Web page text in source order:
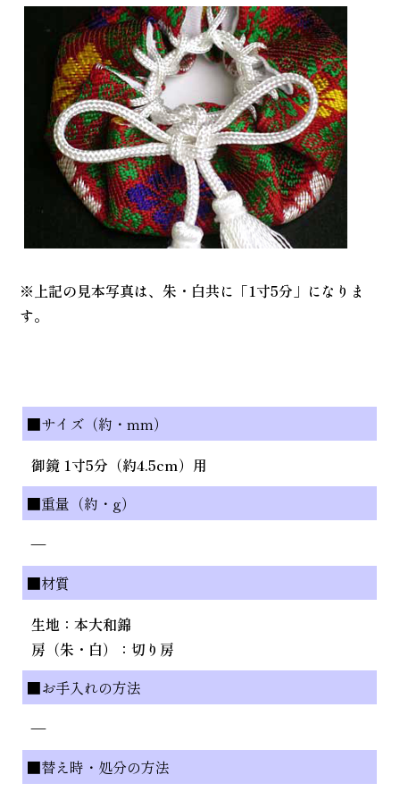
※上記の見本写真は、朱・白共に「1寸5分」になりま
す。
■サイズ（約・mm）
御鏡 1寸5分（約4.5cm）用
■重量（約・g）
—
■材質
生地：本大和錦
房（朱・白）：切り房
■お手入れの方法
—
■替え時・処分の方法